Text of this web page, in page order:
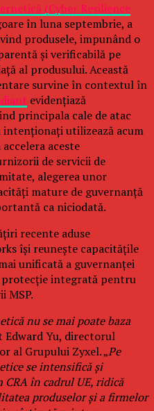
(Cyber Resilience
în luna septembrie, a
produsele, impunând o
și verificabilă pe
al produsului. Această
survine în contextul în
evidențiază
principala cale de atac
utilizează acum
aceste
de servicii de
alegerea unor
mature de guvernanță
ca niciodată.
recente aduse
își reunește capacitățile
unificată a guvernanței
integrată pentru
MSP.
nu se mai poate baza
Edward Yu, directorul
al Grupului Zyxel. „Pe
se intensifică și
în cadrul UE, ridică
produselor și a firmelor